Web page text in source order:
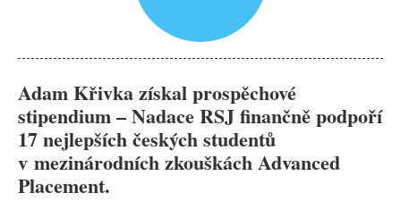
Adam Křivka získal prospěchové
stipendium – Nadace RSJ finančně podpoří
17 nejlepších českých studentů
v mezinárodních zkouškách Advanced
Placement.